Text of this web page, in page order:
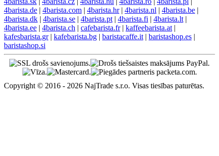
4barista.de | 4barista.com | 4barista.hr| 4barista.nl | 4barista.be |
4barista.dk | 4barista.se | 4barista.pt | 4barista.fi | 4barista.lt |
4barista.ee | 4barista.ch | cafebarista.fr| kaffeebarista.at |
kafesbarista.gr| kafebarista.bg | baristacaffe.it | baristashop.es |
baristashop.si
Copyright © 2016 - 2026 NajTrade s.r.o. Visas tiesības paturētas.